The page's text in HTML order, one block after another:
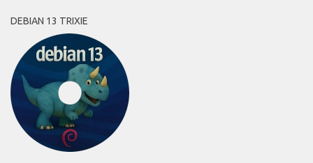
DEBIAN 13 TRIXIE